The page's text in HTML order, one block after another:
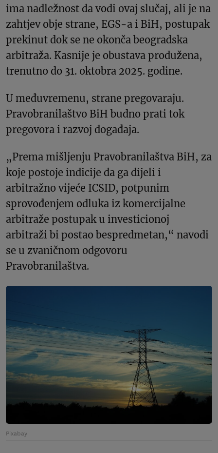
ima nadležnost da vodi ovaj slučaj, ali je na
zahtjev obje strane, EGS-a i BiH, postupak
prekinut dok se ne okonča beogradska
arbitraža. Kasnije je obustava produžena,
trenutno do 31. oktobra 2025. godine.
U međuvremenu, strane pregovaraju.
Pravobranilaštvo BiH budno prati tok
pregovora i razvoj događaja.
„Prema mišljenju Pravobranilaštva BiH, za
koje postoje indicije da ga dijeli i
arbitražno vijeće ICSID, potpunim
sprovođenjem odluka iz komercijalne
arbitraže postupak u investicionoj
arbitraži bi postao bespredmetan,“ navodi
se u zvaničnom odgovoru
Pravobranilaštva.
Pixabay